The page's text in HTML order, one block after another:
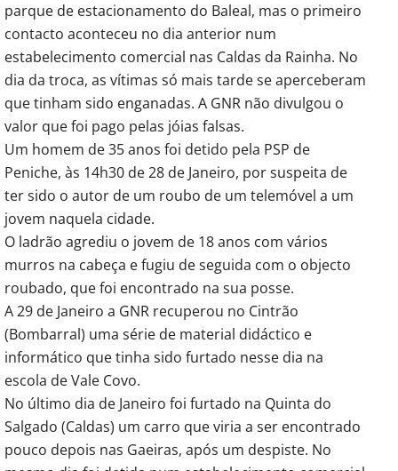
parque de estacionamento do Baleal, mas o primeiro
contacto aconteceu no dia anterior num
estabelecimento comercial nas Caldas da Rainha. No
dia da troca, as vítimas só mais tarde se aperceberam
que tinham sido enganadas. A GNR não divulgou o
valor que foi pago pelas jóias falsas.
Um homem de 35 anos foi detido pela PSP de
Peniche, às 14h30 de 28 de Janeiro, por suspeita de
ter sido o autor de um roubo de um telemóvel a um
jovem naquela cidade.
O ladrão agrediu o jovem de 18 anos com vários
murros na cabeça e fugiu de seguida com o objecto
roubado, que foi encontrado na sua posse.
A 29 de Janeiro a GNR recuperou no Cintrão
(Bombarral) uma série de material didáctico e
informático que tinha sido furtado nesse dia na
escola de Vale Covo.
No último dia de Janeiro foi furtado na Quinta do
Salgado (Caldas) um carro que viria a ser encontrado
pouco depois nas Gaeiras, após um despiste. No